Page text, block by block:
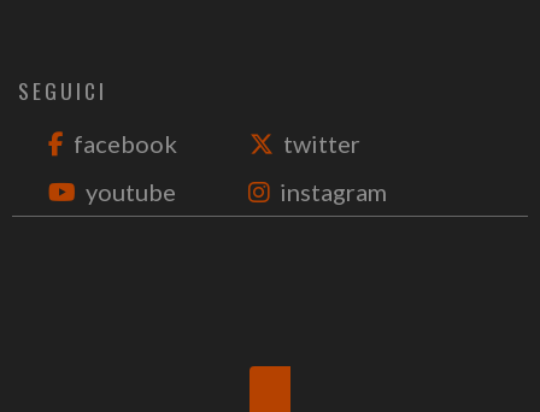
SEGUICI
facebook
twitter
youtube
instagram